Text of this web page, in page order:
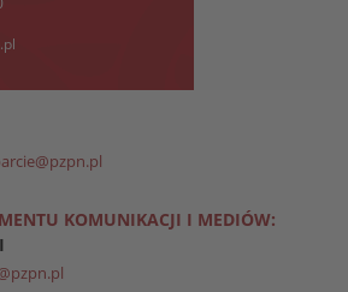
KOMUNIKACJI I MEDIÓW: